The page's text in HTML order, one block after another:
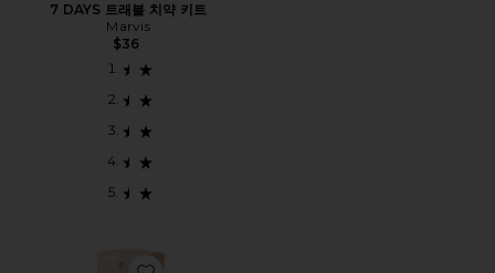
7 DAYS 트래블 치약 키트
Marvis
$36